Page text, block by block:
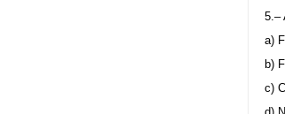
5.–
a)
b)
c)